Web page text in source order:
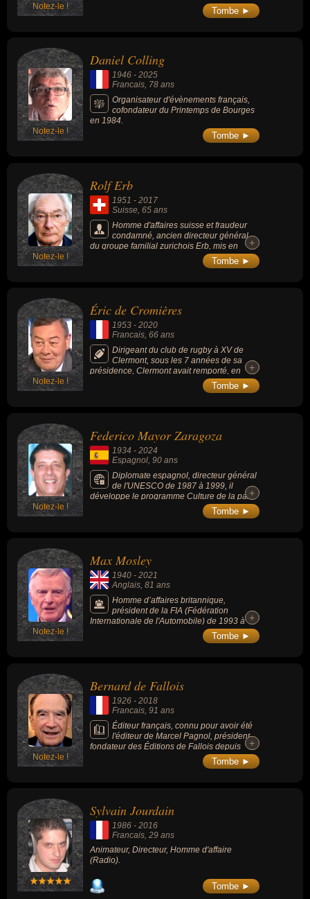
Notez-le ! Tombe ►
Notez-le !
Daniel Colling
1946 - 2025
Francais, 78 ans
Organisateur d'évènements français,
cofondateur du Printemps de Bourges
en 1984.
Tombe ►
Notez-le !
Rolf Erb
1951 - 2017
Suisse , 65 ans
Homme d'affaires suisse et fraudeur
condamné, ancien directeur général
du groupe familial zurichois Erb, mis en
faillite en 2003, laissant un trou de plus de 2
milliards de francs auprès de 82 banques
+
+
Tombe ►
Notez-le !
Éric de Cromières
1953 - 2020
Francais, 66 ans
Dirigeant du club de rugby à XV de
Clermont, sous les 7 années de sa
présidence, Clermont avait remporté, en
2017, son 2ème titre de champion de France
(après celui de 2010), et joué 2 autres finales
2017) et avait gagné le Challenge européen,
en 2019.
+
+
Tombe ►
Notez-le !
Federico Mayor Zaragoza
1934 - 2024
Espagnol , 90 ans
Diplomate espagnol, directeur général
de l'UNESCO de 1987 à 1999, il
développe le programme Culture de la paix
et obtient que l'assemblée générale des
Nations Unies déclare l'an 2000 « Année
de la paix au profit des enfants du monde ».
+
+
Tombe ►
Notez-le !
Max Mosley
1940 - 2021
Anglais, 81 ans
Homme d’affaires britannique,
président de la FIA (Fédération
Internationale de l'Automobile) de 1993 à +
+
Tombe ►
Notez-le !
Bernard de Fallois
1926 - 2018
Francais, 91 ans
Éditeur français, connu pour avoir été
l'éditeur de Marcel Pagnol, président-
fondateur des Éditions de Fallois depuis
1987, il fut également l'éditeur de l’auteur
suisse à succès Joël Dicker, mais aussi
Bertière ou encore Charles Zorgbibe.
+
+
Tombe ►
Sylvain Jourdain
1986 - 2016
Francais, 29 ans
Animateur, Directeur, Homme d'affaire
(Radio).
Tombe ►